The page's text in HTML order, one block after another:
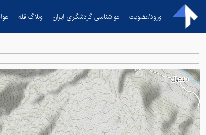
ورود/عضویت هواشناسی گردشگری ایران وبلاگ قله